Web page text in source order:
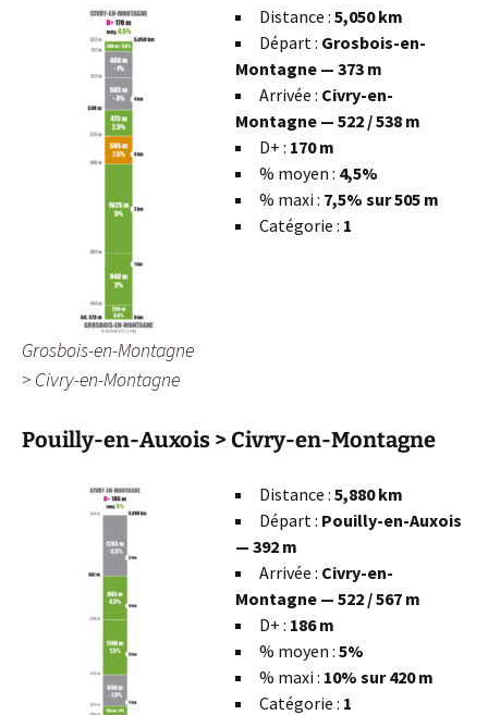
Grosbois-en-Montagne
> Civry-en-Montagne
Distance : 5,050 km
Départ : Grosbois-en-
Montagne — 373 m
Arrivée : Civry-en-
Montagne — 522 / 538 m
D+ : 170 m
% moyen : 4,5%
% maxi : 7,5% sur 505 m
Catégorie : 1
Pouilly-en-Auxois > Civry-en-Montagne
Distance : 5,880 km
Départ : Pouilly-en-Auxois
— 392 m
Arrivée : Civry-en-
Montagne — 522 / 567 m
D+ : 186 m
% moyen : 5%
% maxi : 10% sur 420 m
Catégorie : 1